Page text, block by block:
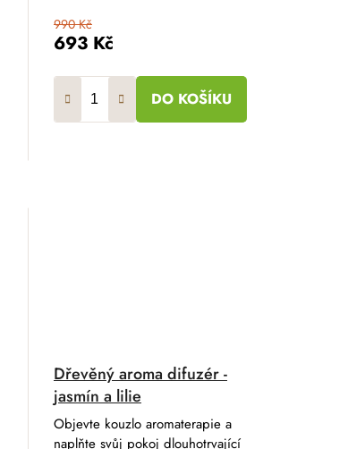
693 Kč
990 Kč
DO KOŠÍKU
Dřevěný aroma difuzér -
jasmín a lilie
Objevte kouzlo aromaterapie a
naplňte svůj pokoj dlouhotrvající